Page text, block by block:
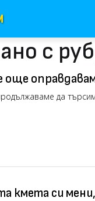
с
още
да
кмета си